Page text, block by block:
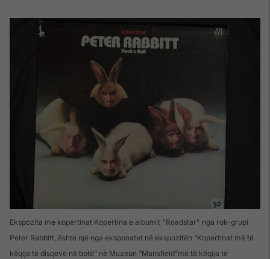
Ekspozita me kopertinat Kopertina e albumit "Roadstar" nga rok-grupi
Peter Rabbitt, është një nga eksponatet në ekspozitën “Kopertinat më të
këqija të disqeve në botë” në Muzeun “Mansfield”më të këqija të